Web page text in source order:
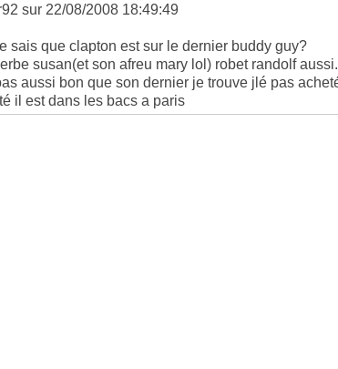
sur 22/08/2008 18:49:49
sais que clapton est sur le dernier buddy guy?
susan(et son afreu mary lol) robet randolf
aussi bon que son dernier je trouve jlé pas
il est dans les bacs a paris